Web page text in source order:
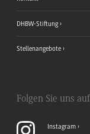
DHBW-Stiftung
Stellenangebote
Folgen Sie uns auf
Instagram